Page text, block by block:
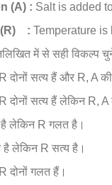
(A) : Salt is added
(R) : Temperature is
में से सही विकल्प
दोनों सत्य हैं और R, A की
दोनों सत्य हैं लेकिन R, A
लेकिन R गलत है।
है लेकिन R सत्य है।
दोनों गलत हैं।